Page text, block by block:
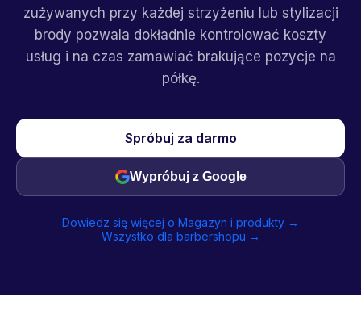
zużywanych przy każdej strzyżeniu lub stylizacji
brody pozwala dokładnie kontrolować koszty
usług i na czas zamawiać brakujące pozycje na
półkę.
Spróbuj za darmo
Wypróbuj z Google
Dowiedz się więcej o Magazyn i produkty →
Wszystko dla barbershopu →